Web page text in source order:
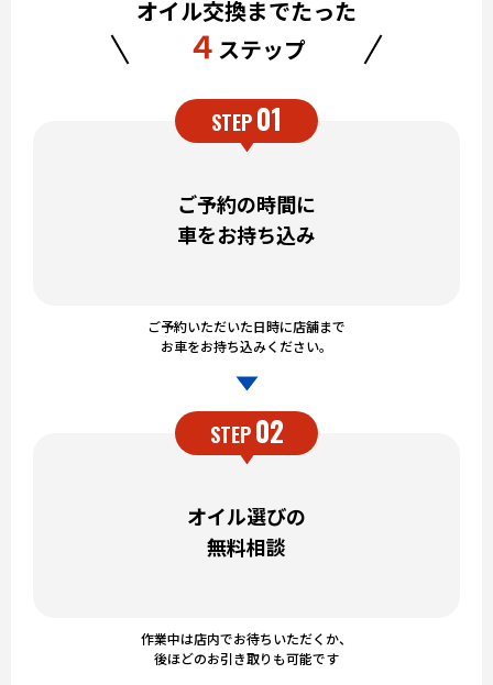
オイル交換までたった
４ ステップ
STEP01
ご予約の時間に
車をお持ち込み
ご予約いただいた日時に店舗まで
お車をお持ち込みください。
STEP 02
オイル選びの
無料相談
作業中は店内でお待ちいただくか、
後ほどのお引き取りも可能です